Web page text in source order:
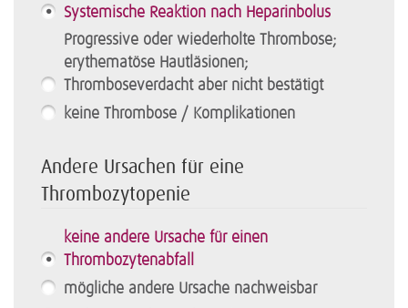
Systemische Reaktion nach Heparinbolus
Progressive oder wiederholte Thrombose;
erythematöse Hautläsionen;
Thromboseverdacht aber nicht bestätigt
keine Thrombose / Komplikationen
Andere Ursachen für eine
Thrombozytopenie
keine andere Ursache für einen
Thrombozytenabfall
mögliche andere Ursache nachweisbar